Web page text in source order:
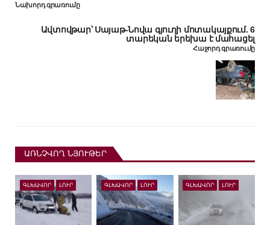
Նախորդ գրառումը
Ավտովթար՝ Սայաթ-Նովա գյուղի մոտակայքում. 6
տարեկան երեխա է մահացել
Հաջորդ գրառումը
ԱՌՆՉՎՈՂ ՆՅՈՒԹԵՐ
ԳԼԽԱՎՈՐ ԼՈՒՐ ԳԼԽԱՎՈՐ ԼՈՒՐ ԳԼԽԱՎՈՐ ԼՈՒՐ